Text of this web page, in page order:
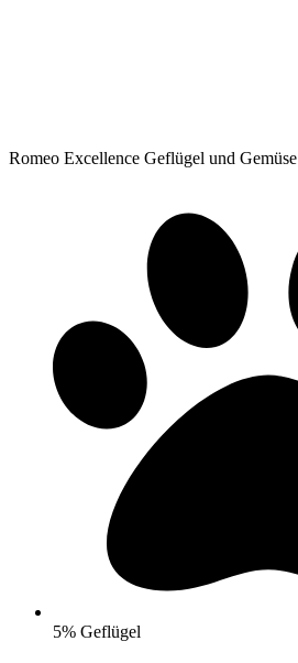
Romeo Excellence Geflügel und Gemüse
5% Geflügel